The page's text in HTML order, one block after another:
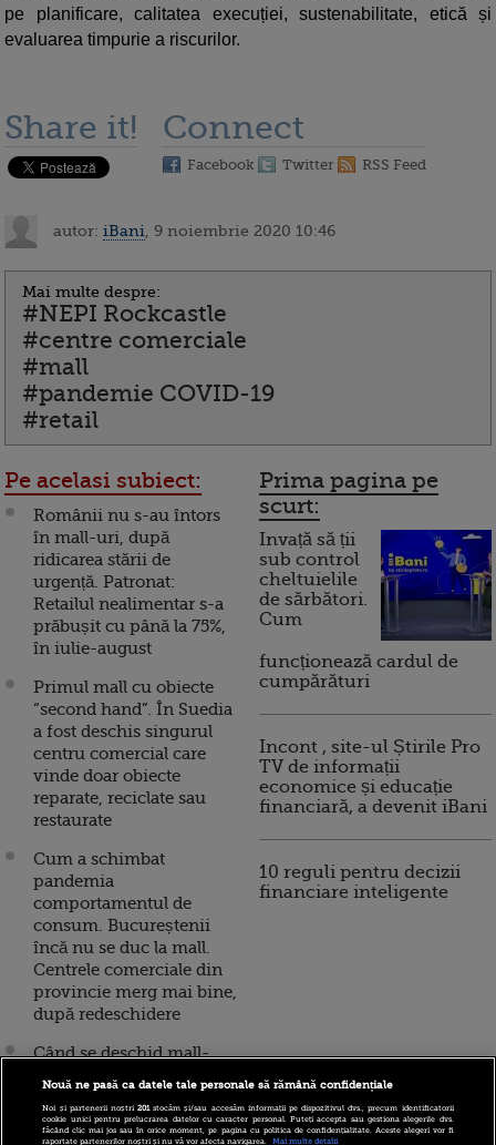
pe planificare, calitatea execuției, sustenabilitate, etică și
evaluarea timpurie a riscurilor.
Share it! Connect
Facebook Twitter RSS Feed
autor: iBani , 9 noiembrie 2020 10:46
Mai multe despre:
#NEPI Rockcastle
#centre comerciale
#mall
#pandemie COVID-19
#retail
Pe acelasi subiect:
Românii nu s-au întors
în mall-uri, după
ridicarea stării de
urgență. Patronat:
Retailul nealimentar s-a
prăbușit cu până la 75%,
în iulie-august
Primul mall cu obiecte
“second hand”. În Suedia
a fost deschis singurul
centru comercial care
vinde doar obiecte
reparate, reciclate sau
restaurate
Cum a schimbat
pandemia
comportamentul de
consum. Bucureștenii
încă nu se duc la mall.
Centrele comerciale din
provincie merg mai bine,
după redeschidere
Când se deschid mall-
urile. Ministrul
măsură de relaxare este
Prima pagina pe
scurt:
Invață să ții
sub control
cheltuielile
de sărbători.
Cum
funcționează cardul de
cumpărături
Incont , site-ul Știrile Pro
TV de informații
economice și educație
financiară, a devenit iBani
10 reguli pentru decizii
financiare inteligente
Nouă ne pasă ca datele tale personale să rămână confidențiale
Noi și partenerii noștri201stocăm și/sau accesăm informații pe dispozitivul dvs., precum identificatorii
cookie unici pentru prelucrarea datelor cu caracter personal. Puteți accepta sau gestiona alegerile dvs.
făcând clic mai jos sau în orice moment, pe pagina cu politica de confidențialitate. Aceste alegeri vor fi
raportate partenerilor noștri și nu vă vor afecta navigarea.
Mai multe detalii